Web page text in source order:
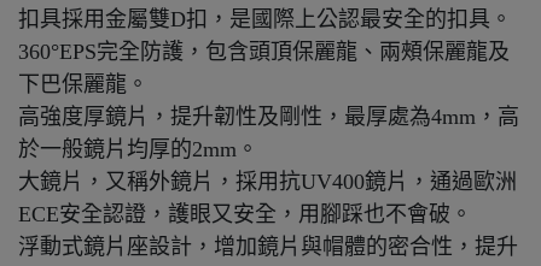
扣具採用金屬雙D扣，是國際上公認最安全的扣具。
360°EPS完全防護，包含頭頂保麗龍、兩頰保麗龍及
下巴保麗龍。
高強度厚鏡片，提升韌性及剛性，最厚處為4mm，高
於一般鏡片均厚的2mm。
大鏡片，又稱外鏡片，採用抗UV400鏡片，通過歐洲
ECE安全認證，護眼又安全，用腳踩也不會破。
浮動式鏡片座設計，增加鏡片與帽體的密合性，提升